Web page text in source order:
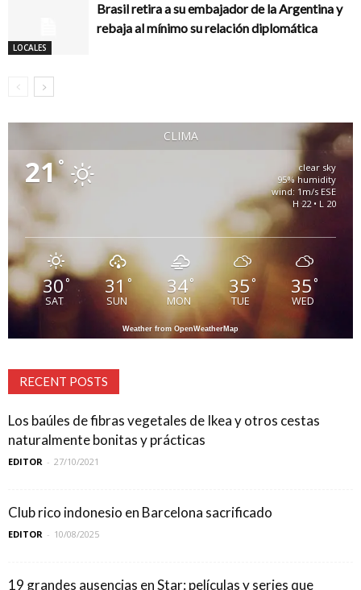
LOCALES
Brasil retira a su embajador de la Argentina y
rebaja al mínimo su relación diplomática
CLIMA
21°
clear sky
95% humidity
wind: 1m/s ESE
H 22 • L 20
30°
SAT
31°
SUN
34°
MON
35°
TUE
35°
WED
Weather from OpenWeatherMap
RECENT POSTS
Los baúles de fibras vegetales de Ikea y otros cestas
naturalmente bonitas y prácticas
EDITOR - 27/10/2021
Club rico indonesio en Barcelona sacrificado
EDITOR - 10/08/2025
19 grandes ausencias en Star: películas y series que